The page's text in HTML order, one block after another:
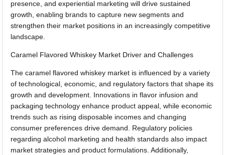
presence, and experiential marketing will drive sustained
growth, enabling brands to capture new segments and
strengthen their market positions in an increasingly competitive
landscape.
Caramel Flavored Whiskey Market Driver and Challenges
The caramel flavored whiskey market is influenced by a variety
of technological, economic, and regulatory factors that shape its
growth and development. Innovations in flavor infusion and
packaging technology enhance product appeal, while economic
trends such as rising disposable incomes and changing
consumer preferences drive demand. Regulatory policies
regarding alcohol marketing and health standards also impact
market strategies and product formulations. Additionally,